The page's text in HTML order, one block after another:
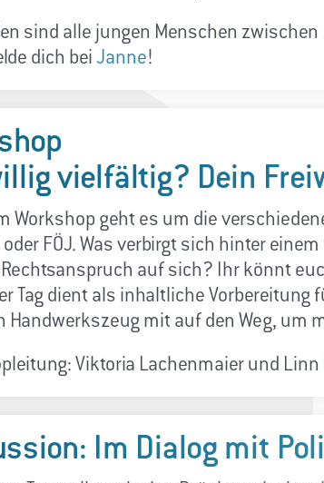
sind alle jungen Menschen zwischen
dich bei Janne!
vielfältig? Dein
Workshop geht es um die
oder FÖJ. Was verbirgt sich hinter
auf sich? Ihr könnt
Tag dient als inhaltliche
Handwerkszeug mit auf den Weg, um
Viktoria Lachenmaier und Linn
Im Dialog mit